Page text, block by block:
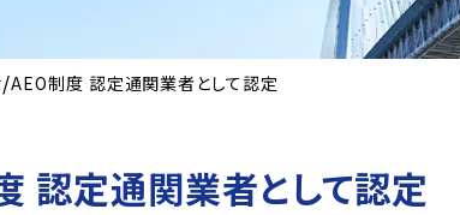
/AEO制度 認定通関業者として認定
認定通関業者として認定